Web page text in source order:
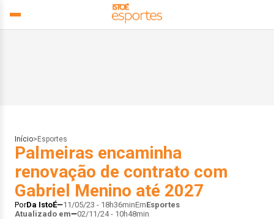
Início> Esportes
Palmeiras encaminha
renovação de contrato com
Gabriel Menino até 2027
PorDa IstoÉ 11/05/23 - 18h36minEmEsportes
Atualizado em
02/11/24 - 10h48min